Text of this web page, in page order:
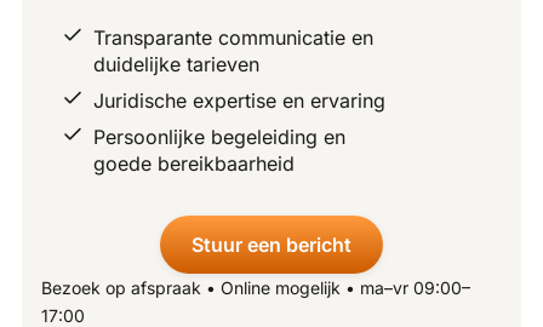
Transparante communicatie en
duidelijke tarieven
Juridische expertise en ervaring
Persoonlijke begeleiding en
goede bereikbaarheid
Stuur een bericht
Bezoek op afspraak • Online mogelijk • ma–vr 09:00–
17:00